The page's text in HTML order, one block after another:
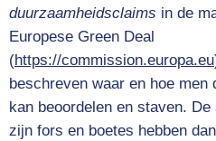
duurzaamheidsclaims in de
Europese Green Deal
(https://commission.europa.eu
beschreven waar en hoe men
kan beoordelen en staven.
zijn fors en boetes hebben